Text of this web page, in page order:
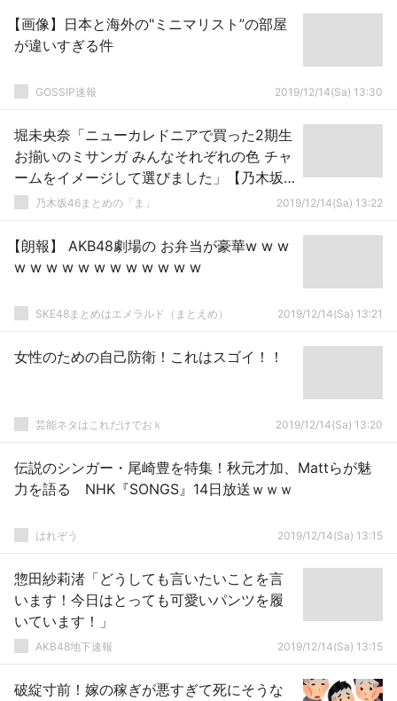
【画像】日本と海外の"ミニマリスト”の部屋
が違いすぎる件
GOSSIP速報 2019/12/14(Sa) 13:30
堀未央奈「ニューカレドニアで買った2期生
お揃いのミサンガ みんなそれぞれの色 チャ
ームをイメージして選びました」【乃木坂
46】乃木坂46まとめの「ま」 2019/12/14(Sa) 13:22
【朗報】 AKB48劇場の お弁当が豪華w w w
w w w w w w w w w w w w
SKE48まとめはエメラルド（まとえめ） 2019/12/14(Sa) 13:21
女性のための自己防衛！これはスゴイ！！
芸能ネタはこれだけでおｋ 2019/12/14(Sa) 13:20
伝説のシンガー・尾崎豊を特集！秋元才加、Mattらが魅
力を語る NHK『SONGS』14日放送ｗｗｗ
はれぞう 2019/12/14(Sa) 13:15
惣田紗莉渚「どうしても言いたいことを言
います！今日はとっても可愛いパンツを履
いています！」
AKB48地下速報 2019/12/14(Sa) 13:15
破綻寸前！嫁の稼ぎが悪すぎて死にそうな